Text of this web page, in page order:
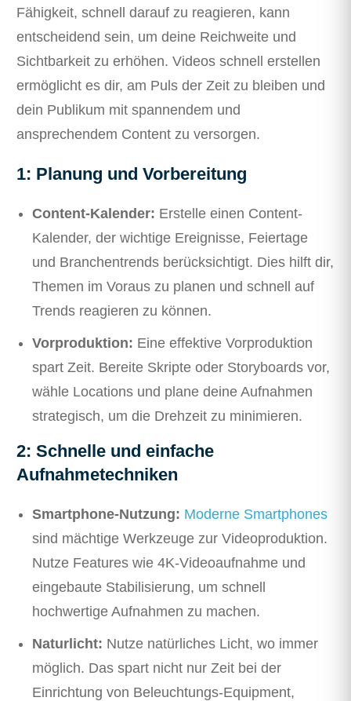
Fähigkeit, schnell darauf zu reagieren, kann
entscheidend sein, um deine Reichweite und
Sichtbarkeit zu erhöhen. Videos schnell erstellen
ermöglicht es dir, am Puls der Zeit zu bleiben und
dein Publikum mit spannendem und
ansprechendem Content zu versorgen.
1: Planung und Vorbereitung
Content-Kalender: Erstelle einen Content-
Kalender, der wichtige Ereignisse, Feiertage
und Branchentrends berücksichtigt. Dies hilft dir,
Themen im Voraus zu planen und schnell auf
Trends reagieren zu können.
Vorproduktion: Eine effektive Vorproduktion
spart Zeit. Bereite Skripte oder Storyboards vor,
wähle Locations und plane deine Aufnahmen
strategisch, um die Drehzeit zu minimieren.
2: Schnelle und einfache
Aufnahmetechniken
Smartphone-Nutzung: Moderne Smartphones
sind mächtige Werkzeuge zur Videoproduktion.
Nutze Features wie 4K-Videoaufnahme und
eingebaute Stabilisierung, um schnell
hochwertige Aufnahmen zu machen.
Naturlicht: Nutze natürliches Licht, wo immer
möglich. Das spart nicht nur Zeit bei der
Einrichtung von Beleuchtungs-Equipment,